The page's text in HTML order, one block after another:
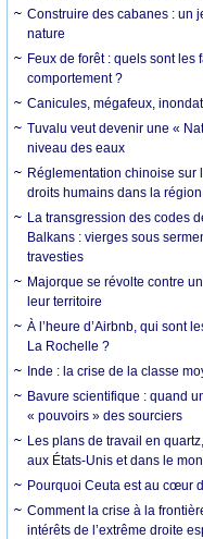
Construire des cabanes : un
nature
Feux de forêt : quels sont
comportement ?
Canicules, mégafeux,
Tuvalu veut devenir une «
niveau des eaux
Réglementation chinoise sur
droits humains dans la
La transgression des codes
Balkans : vierges sous
travesties
Majorque se révolte contre
leur territoire
À l’heure d’Airbnb, qui sont
La Rochelle ?
Inde : la crise de la classe
Bavure scientifique : quand
« pouvoirs » des sourciers
Les plans de travail en
aux États-Unis et dans le
Pourquoi Ceuta est au cœur
Comment la crise à la
intérêts de l’extrême droite